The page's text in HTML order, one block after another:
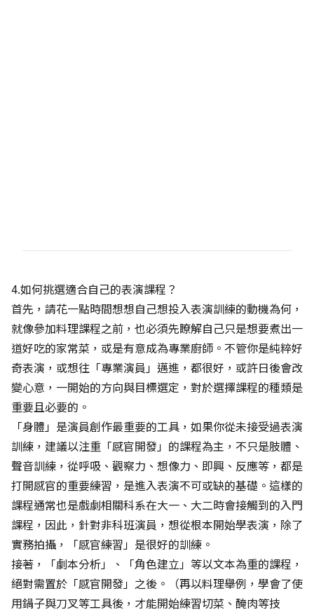
4.如何挑選適合自己的表演課程？
首先，請花一點時間想想自己想投入表演訓練的動機為何，
就像參加料理課程之前，也必須先瞭解自己只是想要煮出一
道好吃的家常菜，或是有意成為專業廚師。不管你是純粹好
奇表演，或想往「專業演員」邁進，都很好，或許日後會改
變心意，一開始的方向與目標選定，對於選擇課程的種類是
重要且必要的。
「身體」是演員創作最重要的工具，如果你從未接受過表演
訓練，建議以注重「感官開發」的課程為主，不只是肢體、
聲音訓練，從呼吸、觀察力、想像力、即興、反應等，都是
打開感官的重要練習，是進入表演不可或缺的基礎。這樣的
課程通常也是戲劇相關科系在大一、大二時會接觸到的入門
課程，因此，針對非科班演員，想從根本開始學表演，除了
實務拍攝，「感官練習」是很好的訓練。
接著，「劇本分析」、「角色建立」等以文本為重的課程，
絕對需置於「感官開發」之後。（再以料理舉例，學會了使
用鍋子與刀叉等工具後，才能開始練習切菜、醃肉等技